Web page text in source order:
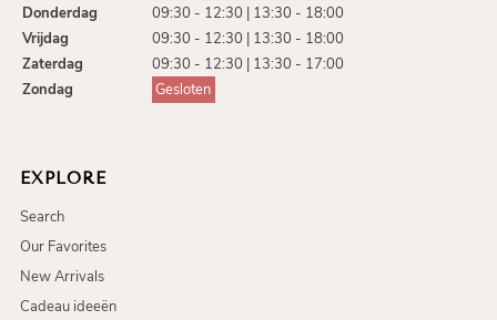
Donderdag
09:30 - 12:30 | 13:30 - 18:00
Vrijdag
09:30 - 12:30 | 13:30 - 18:00
Zaterdag
09:30 - 12:30 | 13:30 - 17:00
Zondag
Gesloten
EXPLORE
Search
Our Favorites
New Arrivals
Cadeau ideeën